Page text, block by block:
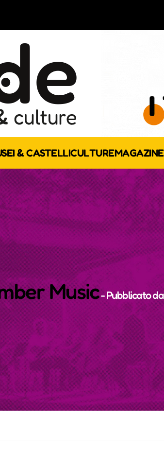
& CASTELLICULTUREMAGAZINE
Music- Pubblicato